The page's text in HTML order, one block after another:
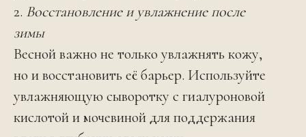
2. Восстановление и увлажнение после
зимы
Весной важно не только увлажнять кожу,
но и восстановить её барьер. Используйте
увлажняющую сыворотку с гиалуроновой
кислотой и мочевиной для поддержания